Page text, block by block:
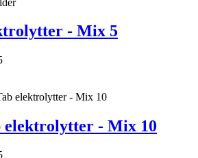
- Mix 5
elektrolytter - Mix 10